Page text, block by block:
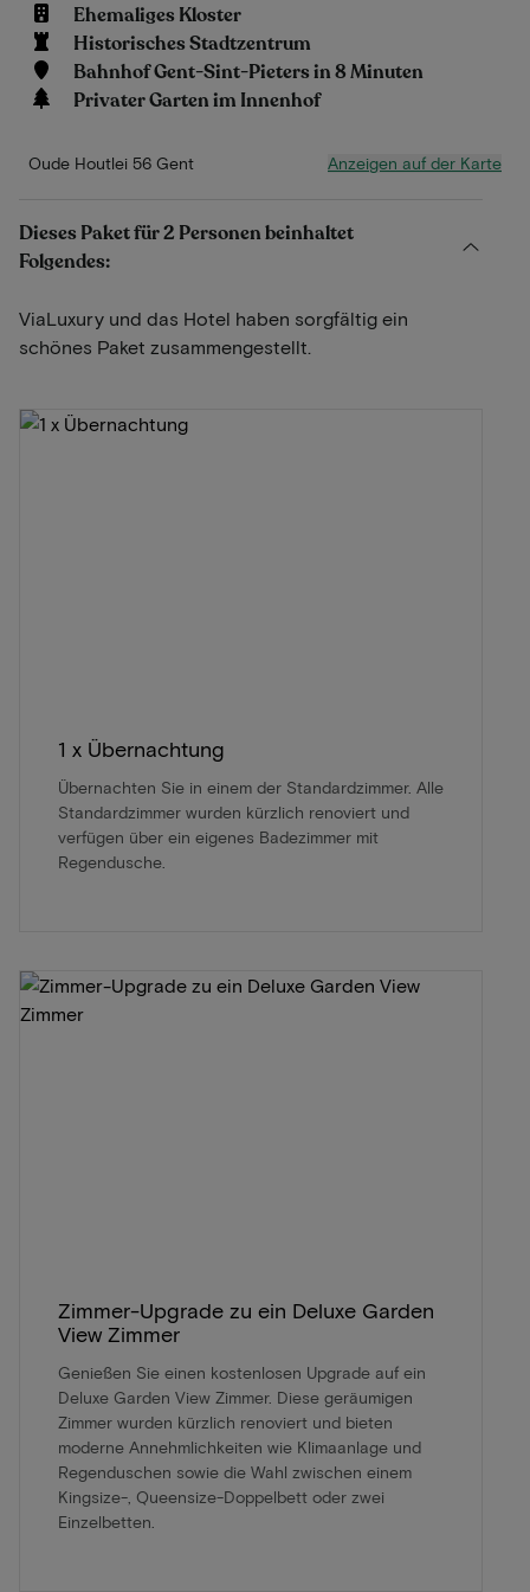
Ehemaliges Kloster
Historisches Stadtzentrum
Bahnhof Gent-Sint-Pieters in 8 Minuten
Privater Garten im Innenhof
Oude Houtlei 56 Gent Anzeigen auf der Karte
Dieses Paket für 2 Personen beinhaltet
Folgendes:
ViaLuxury und das Hotel haben sorgfältig ein
schönes Paket zusammengestellt.
1 x Übernachtung
Übernachten Sie in einem der Standardzimmer. Alle
Standardzimmer wurden kürzlich renoviert und
verfügen über ein eigenes Badezimmer mit
Regendusche.
Zimmer-Upgrade zu ein Deluxe Garden
View Zimmer
Genießen Sie einen kostenlosen Upgrade auf ein
Deluxe Garden View Zimmer. Diese geräumigen
Zimmer wurden kürzlich renoviert und bieten
moderne Annehmlichkeiten wie Klimaanlage und
Regenduschen sowie die Wahl zwischen einem
Kingsize-, Queensize-Doppelbett oder zwei
Einzelbetten.